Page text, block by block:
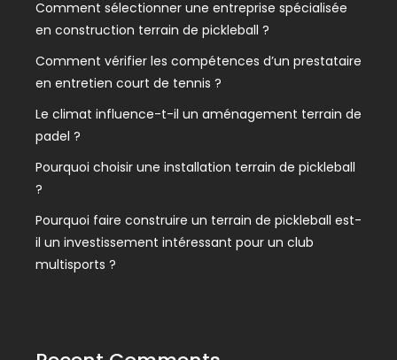
Comment sélectionner une entreprise spécialisée
en construction terrain de pickleball ?
Comment vérifier les compétences d’un prestataire
en entretien court de tennis ?
Le climat influence-t-il un aménagement terrain de
padel ?
Pourquoi choisir une installation terrain de pickleball
?
Pourquoi faire construire un terrain de pickleball est-
il un investissement intéressant pour un club
multisports ?